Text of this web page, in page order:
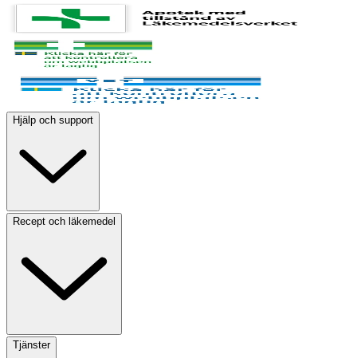
Hjälp och support
Recept och läkemedel
Tjänster